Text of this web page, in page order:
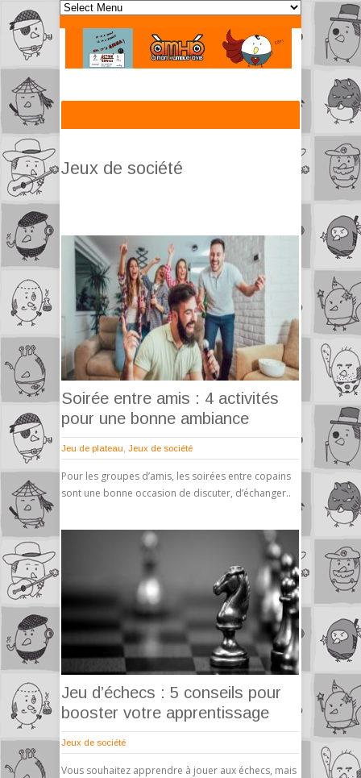
Jeux de société
Soirée entre amis : 4 activités
pour une bonne ambiance
Jeu de plateau Jeux de société
Pour les groupes d’amis, les soirées entre copains
sont une bonne occasion de discuter, d’échanger..
Jeu d’échecs : 5 conseils pour
booster votre apprentissage
Jeux de société
Vous souhaitez apprendre à jouer aux échecs, mais